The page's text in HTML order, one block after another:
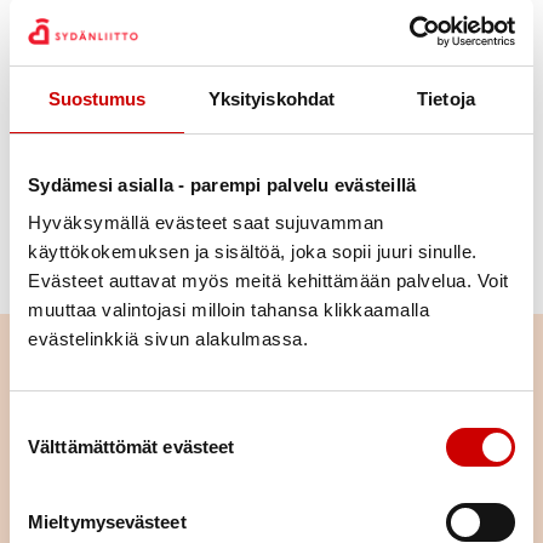
Suostumus Yksityiskohdat Tietoja
Sydämesi asialla - parempi palvelu evästeillä
Hyväksymällä evästeet saat sujuvamman
käyttökokemuksen ja sisältöä, joka sopii juuri sinulle.
Evästeet auttavat myös meitä kehittämään palvelua. Voit
muuttaa valintojasi milloin tahansa klikkaamalla
evästelinkkiä sivun alakulmassa.
Välttämättömät evästeet
Mieltymysevästeet
kuin koskaan
Lintuharrastus voi viritä talvilintujen ruokinnasta tai
pihapönttöjen seurannasta. Myös BirdLifen Tunnista
100 lintulajia -haasteeseenvoi jäädä koukkuun. Siinä
vuoden aikana.
LueJan Södersvedin kirjoittama juttu Tavoitteeksi
100 lintulajia(sydan.fi)
sydäntä – näin työpäivään saa